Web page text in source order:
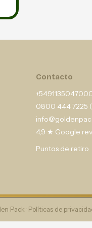
Contacto
0800 444 7225
4,9 ★ Google
Puntos de retiro
Pack · Políticas de